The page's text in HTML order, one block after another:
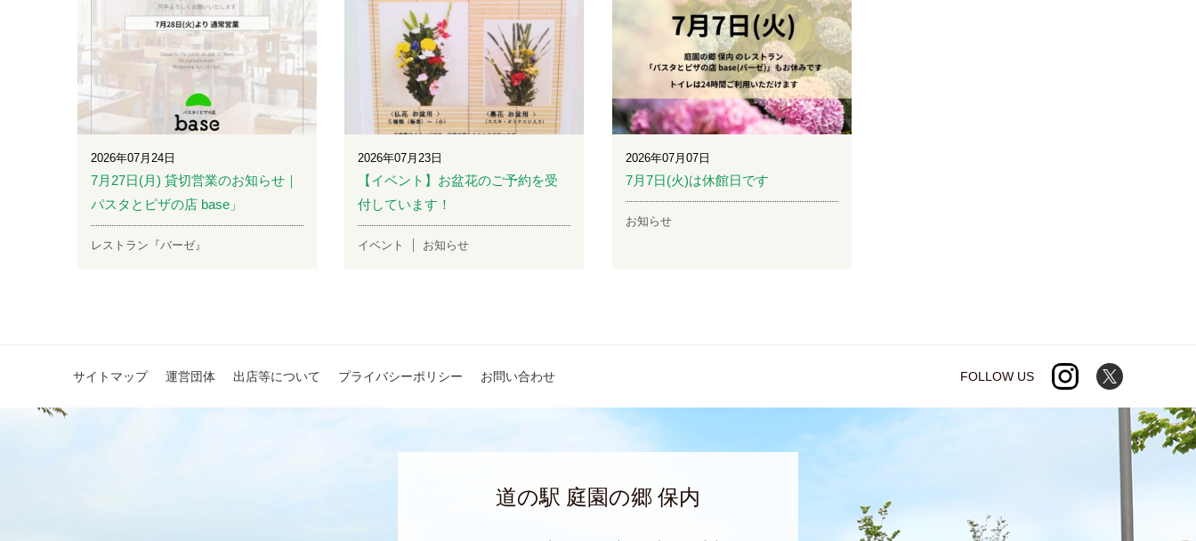
2026年07月24日
7月27日(月) 貸切営業のお知らせ｜
パスタとピザの店 base」
レストラン『バーゼ』
2026年07月23日
【イベント】お盆花のご予約を受
付しています！
イベント お知らせ
2026年07月07日
7月7日(火)は休館日です
お知らせ
サイトマップ 運営団体 出店等について プライバシーポリシー お問い合わせ FOLLOW US
道の駅 庭園の郷 保内